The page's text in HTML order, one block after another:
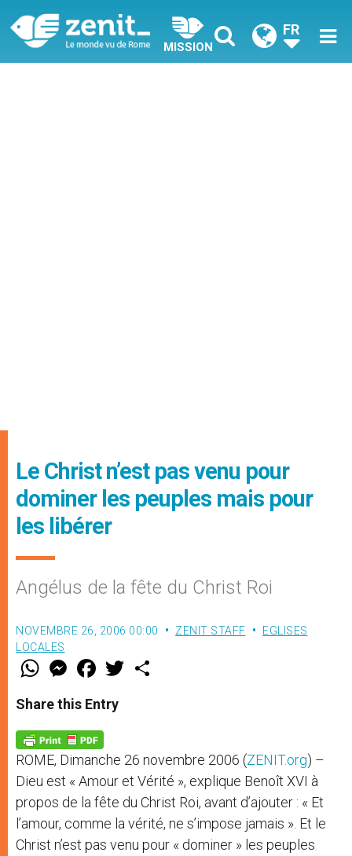
MISSION
FR
Le Christ n’est pas venu pour
dominer les peuples mais pour
les libérer
Angélus de la fête du Christ Roi
NOVEMBRE 26, 2006 00:00 ZENIT STAFF
EGLISES
LOCALES
W
t
s
p
p
M
e
s
e
g
e
r
F
a
e
b
o
k
w
Share this Entry
ROME, Dimanche 26 novembre 2006 (ZENIT.org) –
Dieu est « Amour et Vérité », explique Benoît XVI à
propos de la fête du Christ Roi, avant d’ajouter : « Et
l’amour, comme la vérité, ne s’impose jamais ». Et le
Christ n’est pas venu pour « dominer » les peuples